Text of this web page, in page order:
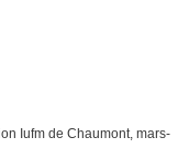
Iufm de Chaumont, mars-